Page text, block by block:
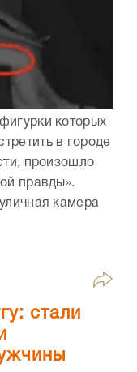
которых
в городе
произошло
правды».
камера
стали